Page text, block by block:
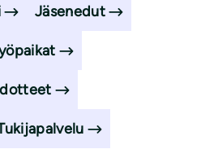
Jäsenedut